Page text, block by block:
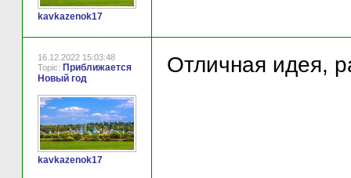
kavkazenok17
16.12.2022 15:03:48
Topic: Приближается
Новый год
kavkazenok17
Отличная идея,